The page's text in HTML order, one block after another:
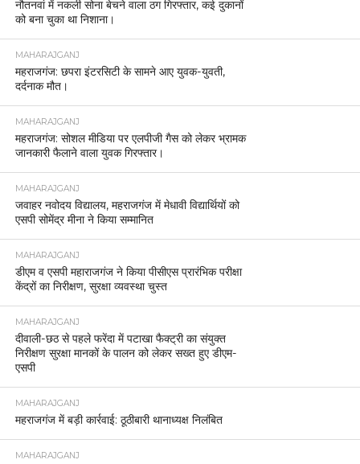
नौतनवां में नकली सोना बेचने वाला ठग गिरफ्तार, कई दुकानों
को बना चुका था निशाना।
MAHARAJGANJ
महराजगंज: छपरा इंटरसिटी के सामने आए युवक-युवती,
दर्दनाक मौत।
MAHARAJGANJ
महराजगंज: सोशल मीडिया पर एलपीजी गैस को लेकर भ्रामक
जानकारी फैलाने वाला युवक गिरफ्तार।
MAHARAJGANJ
जवाहर नवोदय विद्यालय, महराजगंज में मेधावी विद्यार्थियों को
एसपी सोमेंद्र मीना ने किया सम्मानित
MAHARAJGANJ
डीएम व एसपी महाराजगंज ने किया पीसीएस प्रारंभिक परीक्षा
केंद्रों का निरीक्षण, सुरक्षा व्यवस्था चुस्त
MAHARAJGANJ
दीवाली-छठ से पहले फरेंदा में पटाखा फैक्ट्री का संयुक्त
निरीक्षण सुरक्षा मानकों के पालन को लेकर सख्त हुए डीएम-
एसपी
MAHARAJGANJ
महराजगंज में बड़ी कार्रवाई: ठूठीबारी थानाध्यक्ष निलंबित
MAHARAJGANJ